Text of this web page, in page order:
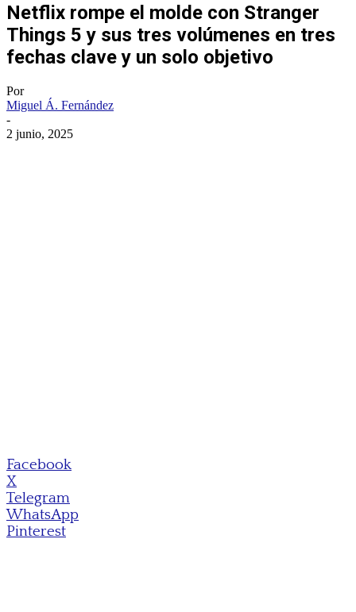
Netflix rompe el molde con Stranger
Things 5 y sus tres volúmenes en tres
fechas clave y un solo objetivo
Por
Miguel Á. Fernández
-
2 junio, 2025
Facebook
X
Telegram
WhatsApp
Pinterest